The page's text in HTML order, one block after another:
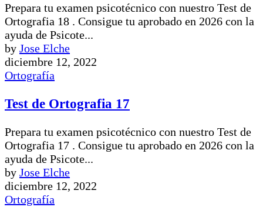
Prepara tu examen psicotécnico con nuestro Test de
Ortografia 18 . Consigue tu aprobado en 2026 con la
ayuda de Psicote...
by Jose Elche
diciembre 12, 2022
Ortografía
Test de Ortografia 17
Prepara tu examen psicotécnico con nuestro Test de
Ortografia 17 . Consigue tu aprobado en 2026 con la
ayuda de Psicote...
by Jose Elche
diciembre 12, 2022
Ortografía